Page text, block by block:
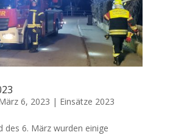
6, 2023 | Einsätze 2023
des 6. März wurden einige